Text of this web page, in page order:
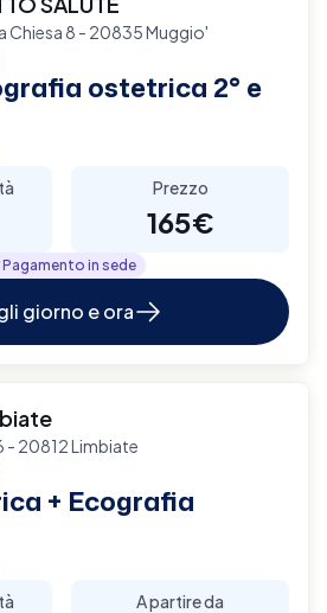
Chiesa 8 - 20835 Muggio'
ostetrica 2° e
Prezzo
165€
Pagamento in sede
giorno e ora
- 20812 Limbiate
+ Ecografia
A partire da